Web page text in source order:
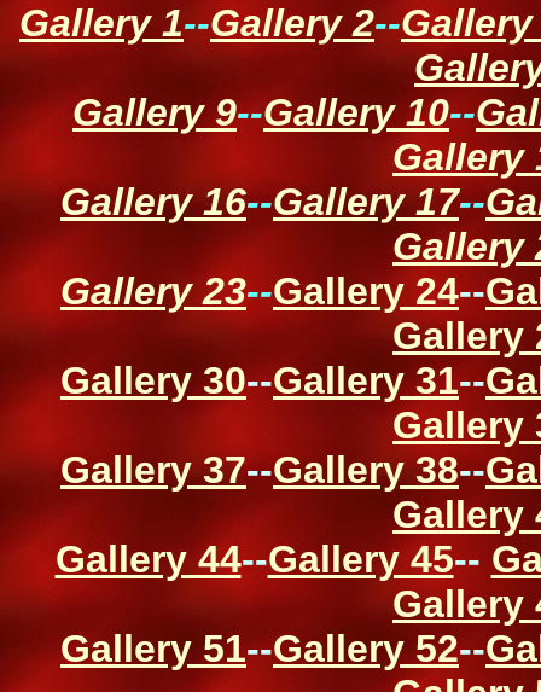
Gallery 1--Gallery 2--Gallery
Gallery 9--Gallery 10--
Gallery
Gallery 16--Gallery 17--
Gallery
Gallery 23--Gallery 24--
Gallery
Gallery 30--Gallery 31--
Gallery
Gallery 37--Gallery 38--
Gallery
Gallery 44--Gallery 45--
Gallery
Gallery 51--Gallery 52--